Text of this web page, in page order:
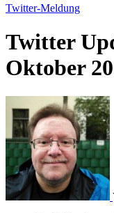
Twitter-Meldung
Twitter
Oktober